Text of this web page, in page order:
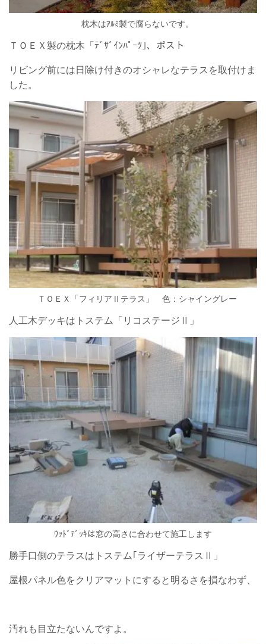
枕木はｱﾙﾐ製で腐らないです。
ＴＯＥＸ製の枕木「ﾃﾞｻﾞｲﾝﾊﾟｰﾂ｣、ポスト
リビング前には日除け付きのオシャレなテラスを取付けま
した。
ＴＯＥＸ「フィリアⅡテラス」 色：シャイングレー
人工木デッキはトステム「リコステージⅡ」
ｳｯﾄﾞﾃﾞｯｷは窓の高さに合わせて施工します
勝手口側のテラスはトステム｢ライザーテラスⅡ」
屋根パネル色をクリアマットにすると明るさを損なわず、
汚れも目立たないんですよ。